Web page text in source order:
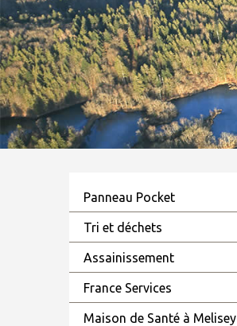
Panneau Pocket
Tri et déchets
Assainissement
France Services
Maison de Santé à Melisey